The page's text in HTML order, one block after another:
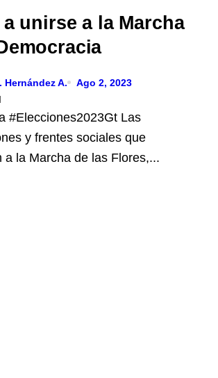
unirse a la Marcha
Hernández A.
Ago 2, 2023
y frentes sociales que
a la Marcha de las Flores,...